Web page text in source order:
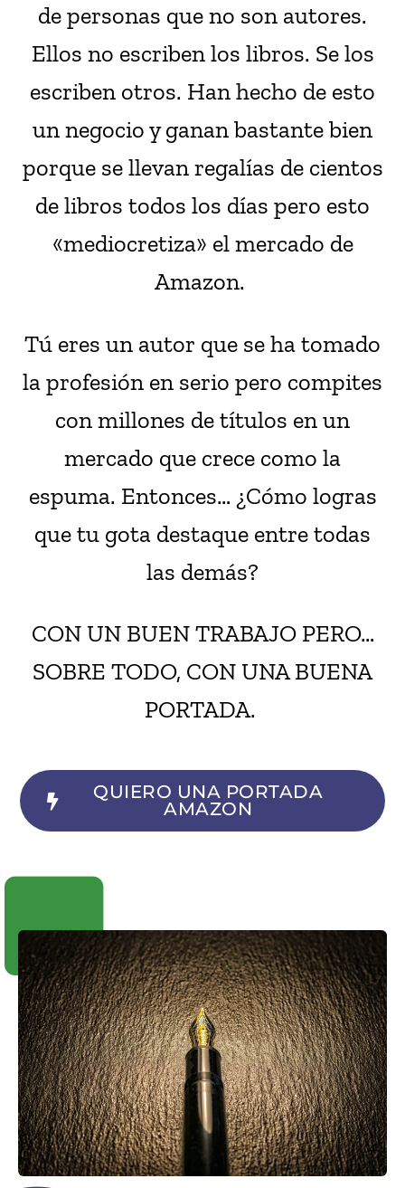
de personas que no son autores.
Ellos no escriben los libros. Se los
escriben otros. Han hecho de esto
un negocio y ganan bastante bien
porque se llevan regalías de cientos
de libros todos los días pero esto
«mediocretiza» el mercado de
Amazon.
Tú eres un autor que se ha tomado
la profesión en serio pero compites
con millones de títulos en un
mercado que crece como la
espuma. Entonces… ¿Cómo logras
que tu gota destaque entre todas
las demás?
CON UN BUEN TRABAJO PERO…
SOBRE TODO, CON UNA BUENA
PORTADA.
QUIERO UNA PORTADA
AMAZON